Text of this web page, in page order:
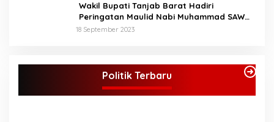
Wakil Bupati Tanjab Barat Hadiri
Peringatan Maulid Nabi Muhammad SAW
1445 H di Masjid Darul Falah Senyerang
18 September 2023
Politik Terbaru
Wakil Bupati Merangin Terpilih
7 Februari 2025